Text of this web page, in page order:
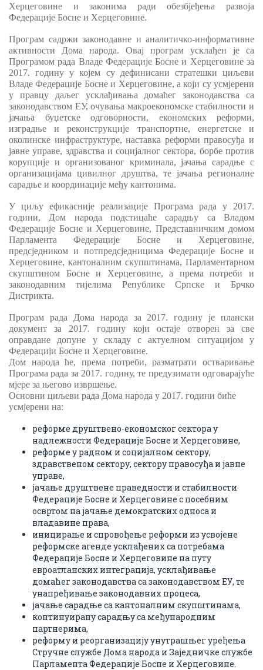
Херцеговине и законима ради обезбјеђења
развоја
Федерације Босне и Херцеговине.
Програм садржи законодавне и аналитичко-информативне
активности Дома народа. Овај програм усклађен је са
Програмом рада Владе Федерације Боснеи Херцеговине за
2017. годину у којем су дефинисани стратешки циљеви
Владе Федерације Босне и Херцеговине, а који су усмјерени
у правцу даљег усклађивања домаћег законодавства са
законодавством ЕУ, очувања макроекономске стабилности и
јачања буџетске
одговорности, економских реформи,
изградње и реконструкције
транспортне, енергетске и
околинске инфраструктуре, наставка реформи правосуђа и
јавне управе, здравства и социјалног сектора, борбе против
корупције и организованог криминала, јачања сарадње с
организацијама цивилног друштва, те јачања регионалне
сарадње и координације међу кантонима.
У циљу ефикасније реализације Програма рада у 2017.
години, Дом народа подстицаће сарадњу са
Владом
Федерације Босне и Херцеговине,Представничким домом
Парламента Федерације Босне и Херцеговине,
предсједником и потпредсједницима Федерације Босне и
Херцеговине, кантоналним скупштинама, Парламентарном
скупштином Босне и Херцеговине, а према потреби и
законодавним тијелима Републике Српске и Брчко
Дистрикта.
Програм рада Дома народа за 2017. годину је плански
документ за 2017. годину који остаје отворен за све
оправдане допуне у складу с актуелном ситуацијом у
Федерацији Босне и Херцеговине.
Дом народа ће, према потреби,
разматрати остваривање
Програма рада за 2017. годину, те предузимати одговарајуће
мјере за његово извршење.
Основни циљеви рада Дома народа у 2017. години биће
усмјерени на:
реформе друштвено-економског сектора у
надлежности Федерације Босне и Херцеговине,
реформе у радном и социјалном сектору,
здравственом сектору, сектору правосуђа и јавне
управе,
јачање друштвене праведности и стабилности
Федерације Босне и Херцеговине с посебним
освртом на јачање демократских односа и
владавине права,
иницирање и спровођење реформи из усвојене
реформске агенде усклађених са потребама
Федерације Босне и Херцеговине на путу
евроатланских интеграција, усклађивање
домаћег законодавства са законодавством ЕУ, те
унапређивање законодавних процеса,
јачање сарадње са кантоналним скупштинама,
континуирану сарадњу са међународним
партнерима,
реформу и реорганизацију унутрашњег уређења
Стручне службе Дома народа и Заједничке службе
Парламента Федерације Босне и Херцеговине.